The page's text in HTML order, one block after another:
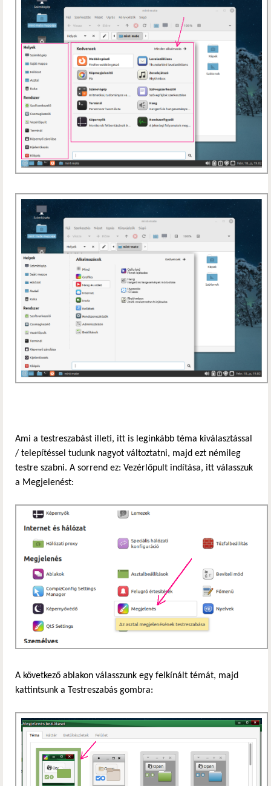
Ami a testreszabást illeti, itt is leginkább téma kiválasztással
/ telepítéssel tudunk nagyot változtatni, majd ezt némileg
testre szabni. A sorrend ez: Vezérlőpult indítása, itt válasszuk
a Megjelenést:
A következő ablakon válasszunk egy felkínált témát, majd
kattintsunk a Testreszabás gombra: